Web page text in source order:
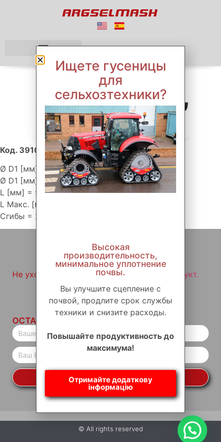
Код. 3910500
Ø D1 [мм] = 70
Ø D1 [мм] = 65
L [мм] = 500
L Макс. [мм] = 900
Сгибы = 27
Не уходите, не посетив наш звездный продукт.
ОСТАВАТЬСЯ НА СВЯЗИ
ДА, Я ХОЧУ БЫТЬ В КУРСЕ
© All rights reserved
Ищете гусеницы
для
сельхозтехники?
Высокая
производительность,
минимальное уплотнение
почвы.
Вы улучшите сцепление с
почвой, продлите срок службы
техники и снизите расходы.
Повышайте продуктивность до
максимума!
Отримайте додаткову
інформацію